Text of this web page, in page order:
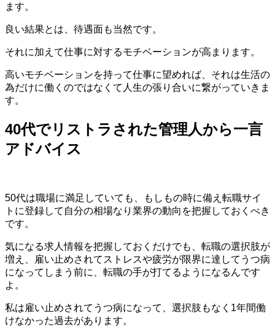
ます。
良い結果とは、待遇面も当然です。
それに加えて仕事に対するモチベーションが高まります。
高いモチベーションを持って仕事に望めれば、それは生活の
為だけに働くのではなくて人生の張り合いに繋がっていきま
す。
40代でリストラされた管理人から一言
アドバイス
50代は職場に満足していても、もしもの時に備え転職サイ
トに登録して自分の相場なり業界の動向を把握しておくべき
です。
気になる求人情報を把握しておくだけでも、転職の選択肢が
増え、雇い止めされてストレスや疲労が限界に達してうつ病
になってしまう前に、転職の手が打てるようになるんです
よ。
私は雇い止めされてうつ病になって、選択肢もなく1年間働
けなかった過去があります。